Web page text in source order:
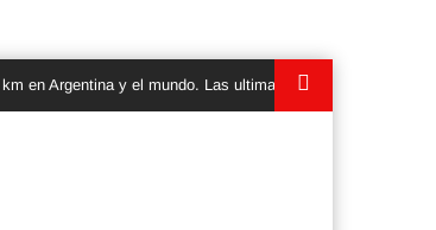
y el mundo. Las ultimas novedades, lanzamientos y